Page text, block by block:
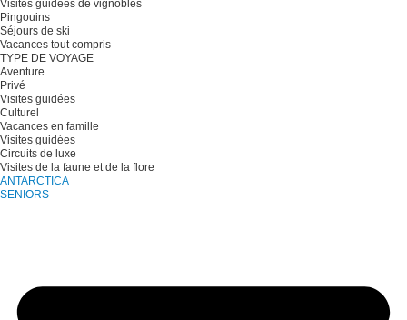
Visites guidées de vignobles
Pingouins
Séjours de ski
Vacances tout compris
TYPE DE VOYAGE
Aventure
Privé
Visites guidées
Culturel
Vacances en famille
Visites guidées
Circuits de luxe
Visites de la faune et de la flore
ANTARCTICA
SENIORS